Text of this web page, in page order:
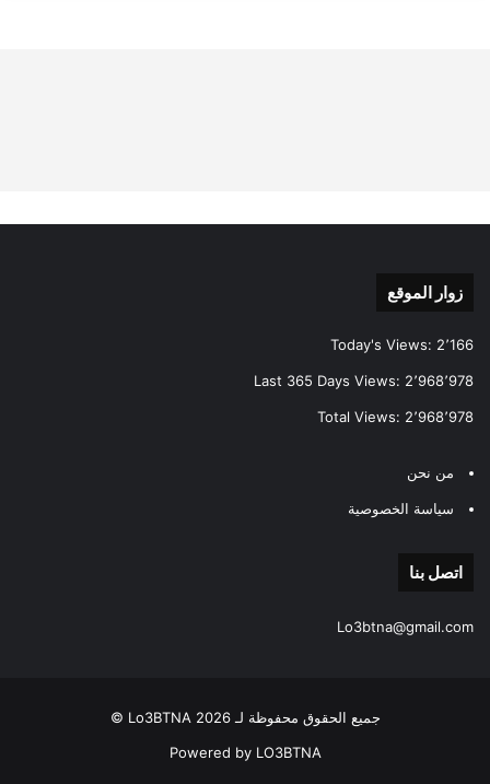
زوار الموقع
Today's Views: 2٬166
Last 365 Days Views: 2٬968٬978
Total Views: 2٬968٬978
من نحن
سياسة الخصوصية
اتصل بنا
Lo3btna@gmail.com
جميع الحقوق محفوظة لـ Lo3BTNA 2026 ©
Powered by LO3BTNA